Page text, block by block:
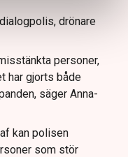
drönare
personer,
har gjorts både
säger Anna-
kan polisen
som stör